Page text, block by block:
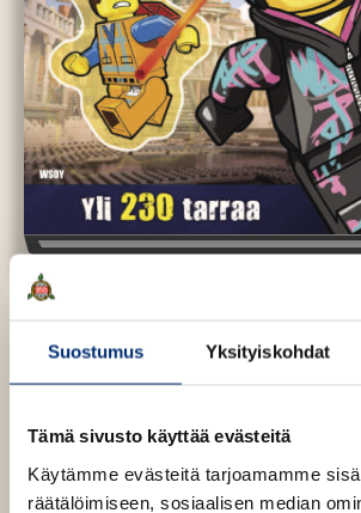
Suostumus Yksityiskohdat
Tämä sivusto käyttää evästeitä
Käytämme evästeitä tarjoamamme
räätälöimiseen, sosiaalisen median
LEGO Movie
Paikoillanne,
valmiina,